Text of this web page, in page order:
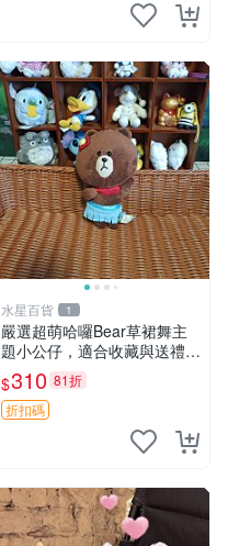
水星百貨 1
嚴選超萌哈囉Bear草裙舞主
題小公仔，適合收藏與送禮 1
00 克 哈囉Bear 草裙舞
$310 81折
折扣碼